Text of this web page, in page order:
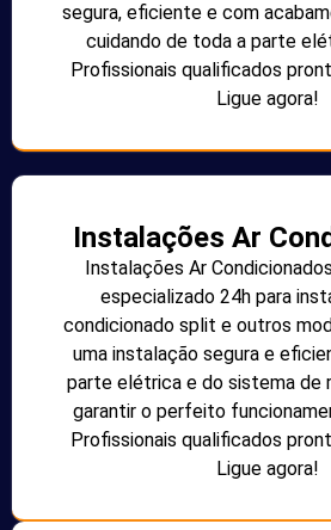
segura, eficiente e com
cuidando de toda a parte
Profissionais qualificados
Ligue agora!
Instalações Ar
Instalações Ar
especializado 24h para
condicionado split e outros
uma instalação segura e
parte elétrica e do sistema de
garantir o perfeito
Profissionais qualificados
Ligue agora!